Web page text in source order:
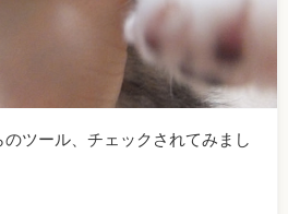
ツール、チェックされてみまし